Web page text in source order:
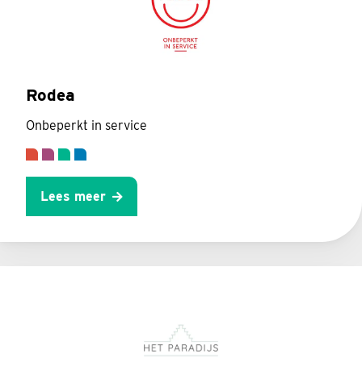
Rodea
Onbeperkt in service
Lees meer